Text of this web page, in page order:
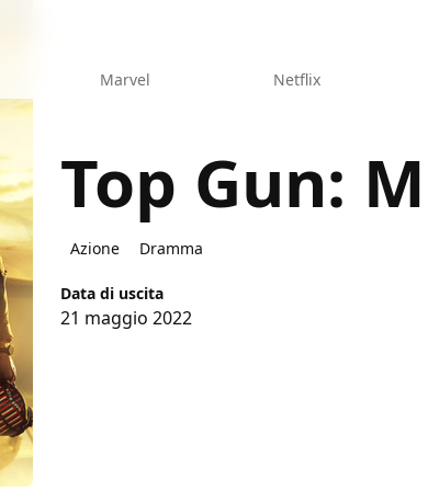
Marvel Netflix
Top Gun:
Azione Dramma
Data di uscita
21 maggio 2022